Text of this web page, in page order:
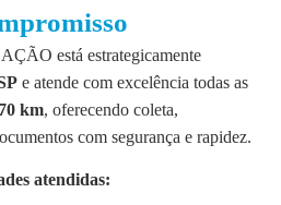
está estrategicamente
e atende com excelência todas as
70 km, oferecendo coleta,
com segurança e rapidez.
atendidas: